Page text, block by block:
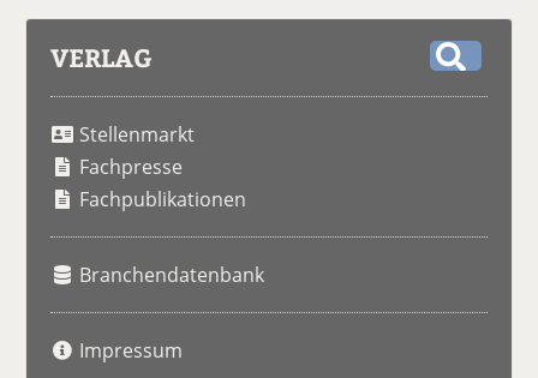
VERLAG
Stellenmarkt
Fachpresse
Fachpublikationen
Branchendatenbank
Impressum